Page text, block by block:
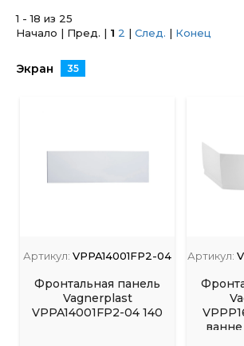
1 - 18 из 25
Начало | Пред. | 1 2 | След. | Конец
Экран 35
Артикул: VPPA14001FP2-04
Фронтальная панель
Vagnerplast
VPPA14001FP2-04 140
Артикул: